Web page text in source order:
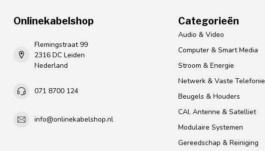
Onlinekabelshop
Flemingstraat 99
2316 DC Leiden
Nederland
071 8700 124
info@onlinekabelshop.nl
Categorieën
Audio & Video
Computer & Smart Media
Stroom & Energie
Netwerk & Vaste Telefonie
Beugels & Houders
CAI, Antenne & Satelliet
Modulaire Systemen
Gereedschap & Reiniging